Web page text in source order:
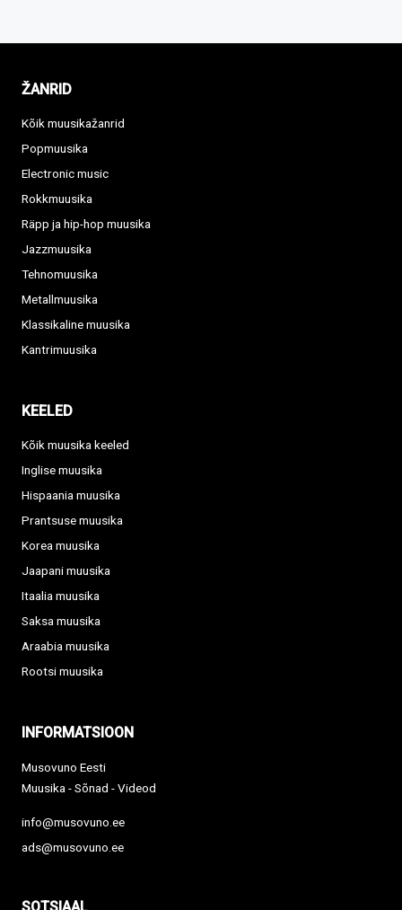
ŽANRID
Kõik muusikažanrid
Popmuusika
Electronic music
Rokkmuusika
Räpp ja hip-hop muusika
Jazzmuusika
Tehnomuusika
Metallmuusika
Klassikaline muusika
Kantrimuusika
KEELED
Kõik muusika keeled
Inglise muusika
Hispaania muusika
Prantsuse muusika
Korea muusika
Jaapani muusika
Itaalia muusika
Saksa muusika
Araabia muusika
Rootsi muusika
INFORMATSIOON
Musovuno Eesti
Muusika - Sõnad - Videod
info@musovuno.ee
ads@musovuno.ee